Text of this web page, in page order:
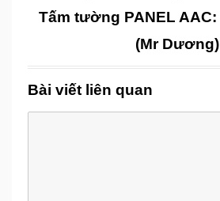
Tấm tường PANEL AAC:
(Mr Dương)
Bài viết liên quan